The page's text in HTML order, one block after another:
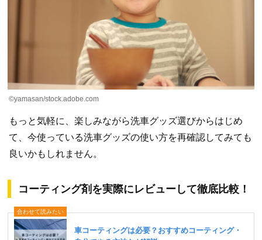
©yamasan/stock.adobe.com
もっと気軽に、楽しみながら洗車グッズ選びからはじめ
て、今使っている洗車グッズの使い方を再確認してみても
良いかもしれません。
コーティング剤を実際にレビューして徹底比較！